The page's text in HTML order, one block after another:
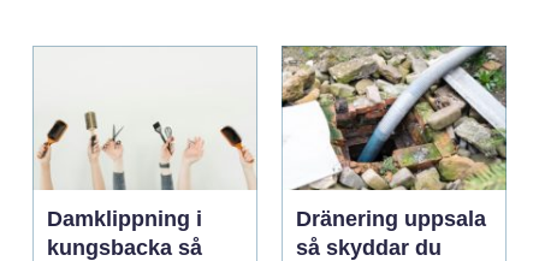
Damklippning i
kungsbacka så
Dränering uppsala
så skyddar du